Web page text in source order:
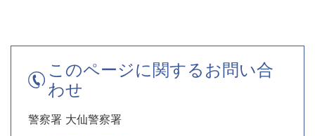
このページに関するお問い合
わせ
警察署 大仙警察署